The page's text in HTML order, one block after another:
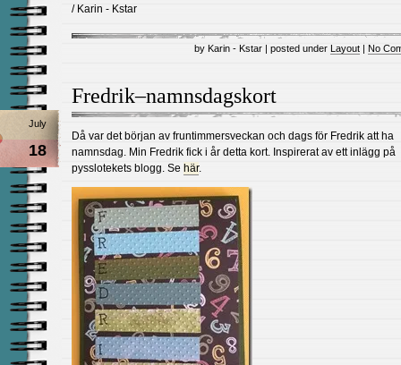
/ Karin - Kstar
by Karin - Kstar | posted under Layout | No
Fredrik–namnsdagskort
July
18
Då var det början av fruntimmersveckan och dags för Fredrik att ha
namnsdag. Min Fredrik fick i år detta kort. Inspirerat av ett inlägg på
pysslotekets blogg. Se här.